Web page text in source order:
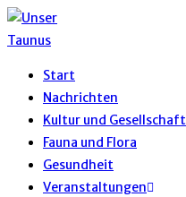
Zum
Inhalt
Start
Nachrichten
Kultur und Gesellschaft
Fauna und Flora
Gesundheit
Veranstaltungen